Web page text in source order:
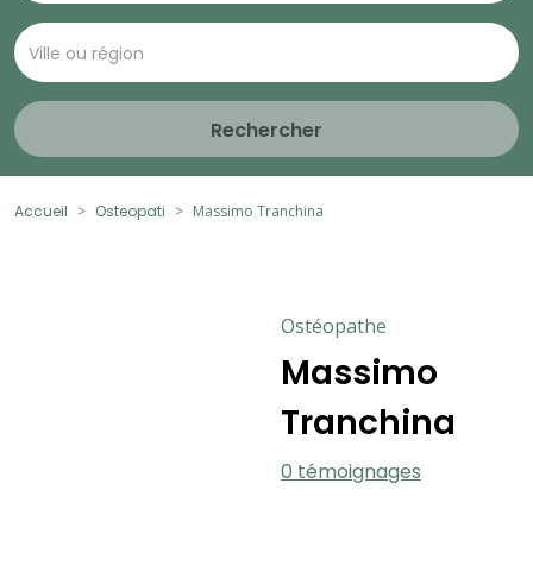
Rechercher
Accueil Osteopati Massimo Tranchina
Ostéopathe
Massimo
Tranchina
0 témoignages